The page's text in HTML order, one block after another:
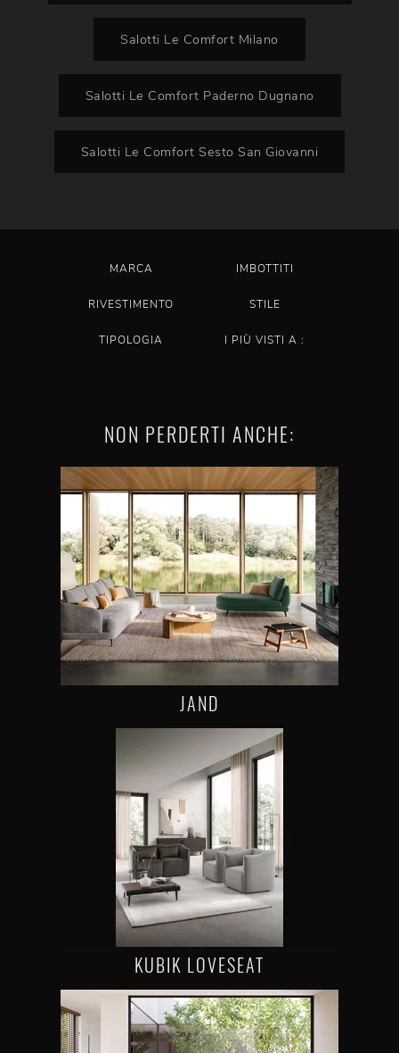
Salotti Le Comfort Milano
Salotti Le Comfort Paderno Dugnano
Salotti Le Comfort Sesto San Giovanni
MARCA IMBOTTITI
RIVESTIMENTO STILE
TIPOLOGIA I PIÙ VISTI A :
NON PERDERTI ANCHE:
JAND
KUBIK LOVESEAT